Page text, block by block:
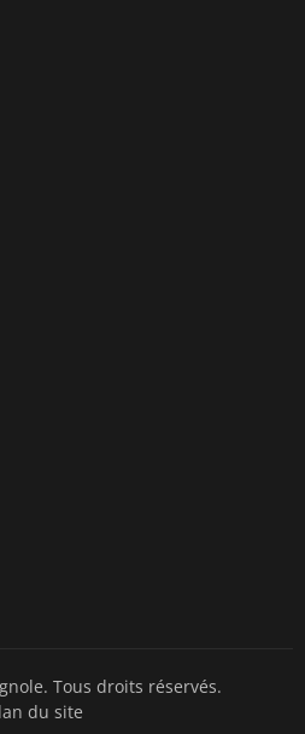
Tous droits réservés.
du site